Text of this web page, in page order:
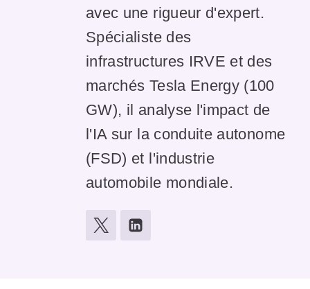
avec une rigueur d'expert.
Spécialiste des
infrastructures IRVE et des
marchés Tesla Energy (100
GW), il analyse l'impact de
l'IA sur la conduite autonome
(FSD) et l'industrie
automobile mondiale.